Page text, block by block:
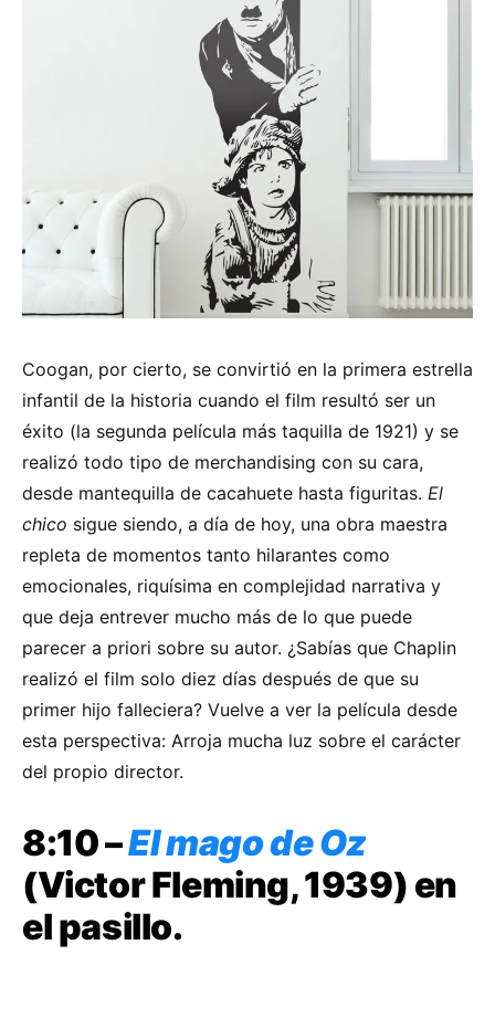
Coogan, por cierto, se convirtió en la primera estrella
infantil de la historia cuando el film resultó ser un
éxito (la segunda película más taquilla de 1921) y se
realizó todo tipo de merchandising con su cara,
desde mantequilla de cacahuete hasta figuritas. El
chico sigue siendo, a día de hoy, una obra maestra
repleta de momentos tanto hilarantes como
emocionales, riquísima en complejidad narrativa y
que deja entrever mucho más de lo que puede
parecer a priori sobre su autor. ¿Sabías que Chaplin
realizó el film solo diez días después de que su
primer hijo falleciera? Vuelve a ver la película desde
esta perspectiva: Arroja mucha luz sobre el carácter
del propio director.
8:10 –El mago de Oz
(Victor Fleming, 1939) en
el pasillo.